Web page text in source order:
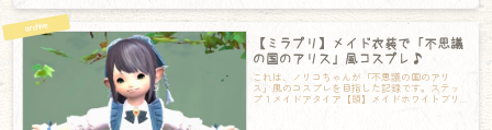
【ミラプリ】メイド衣装で「不思議
の国のアリス」風コスプレ♪
これは、ノリコちゃんが「不思議の国のアリ
ス」風のコスプレを目指した記録です。ステッ
プ１メイドアタイア【頭】メイドホワイトブリ